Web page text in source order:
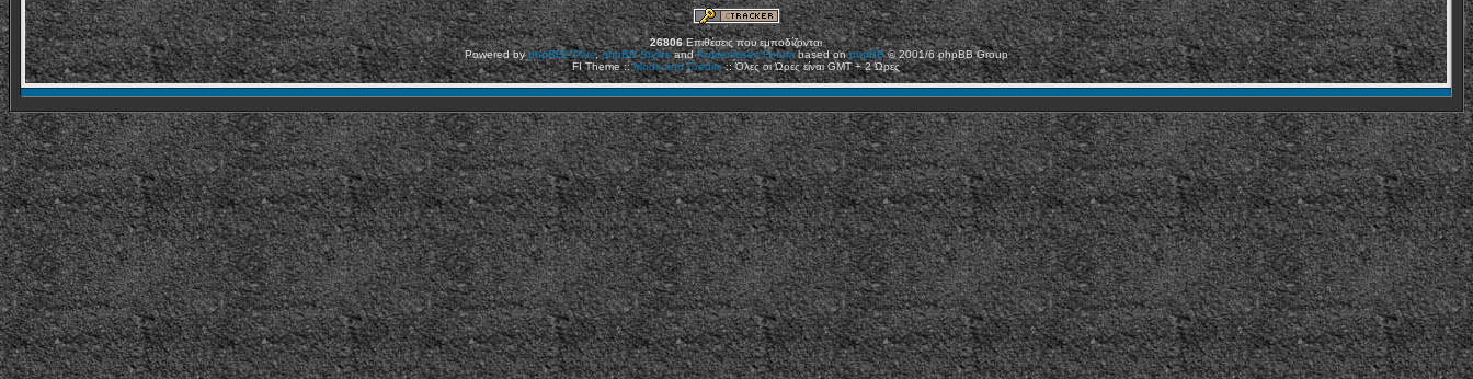
26806Επιθέσεις που εμποδίζονται
Powered byphpBB2 Plus,phpBB StylesandKostenloses Forumbased onphpBB© 2001/6 phpBB Group
FI Theme ::Mods and Credits:: Όλες οι Ώρες είναι GMT + 2 Ώρες